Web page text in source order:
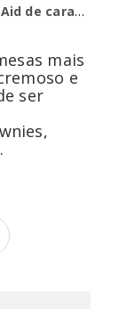
Sorvete KitchenAid de caramelo
mais
e
ser